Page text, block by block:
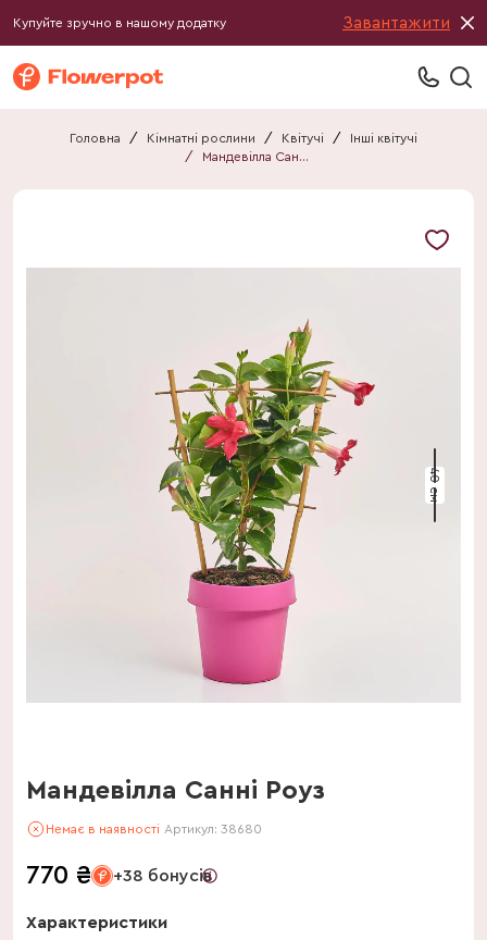
Купуйте зручно в нашому додатку Завантажити
Головна / Кімнатні рослини / Квітучі /
Інші квітучі
/
Мандевілла Санні Роуз
40 см
Мандевілла Санні Роуз
Немає в наявності Артикул: 38680
770 ₴ +38 бонусів
Характеристики